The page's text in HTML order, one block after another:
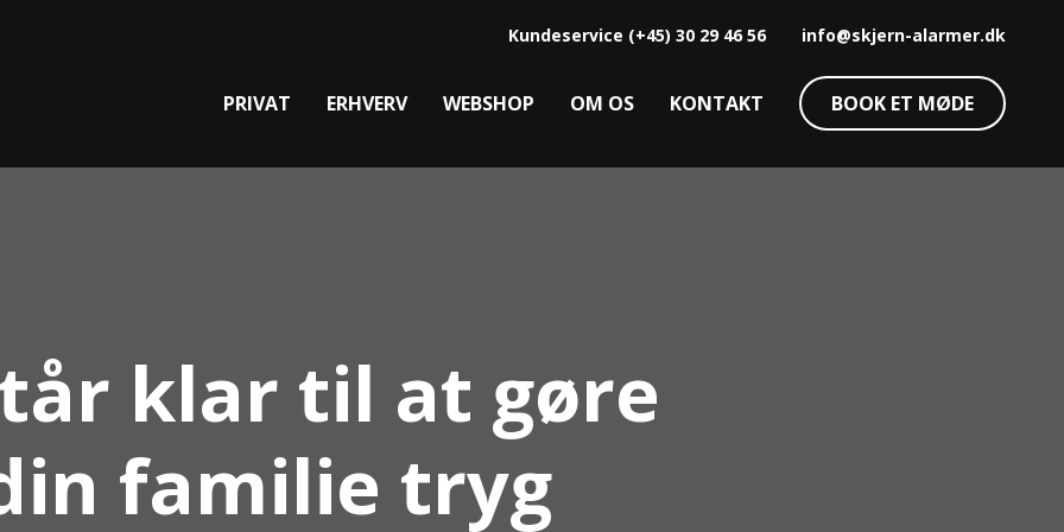
Kundeservice (+45) 30 29 46 56 info@skjern-alarmer.dk
PRIVAT ERHVERV WEBSHOP OM OS KONTAKT BOOK ET MØDE
klar til at gøre
familie tryg